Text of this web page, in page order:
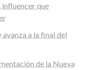
influencer que
a la final del
de la Nueva